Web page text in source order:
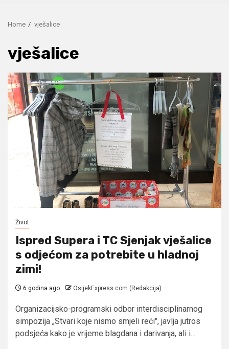
Home vješalice
vješalice
Život
Ispred Supera i TC Sjenjak vješalice
s odjećom za potrebite u hladnoj
zimi!
6 godina ago OsijekExpress.com (Redakcija)
Organizacijsko-programski odbor interdisciplinarnog
simpozija „Stvari koje nismo smjeli reći", javlja jutros
podsjeća kako je vrijeme blagdana i darivanja, ali i...